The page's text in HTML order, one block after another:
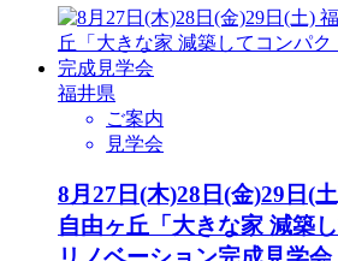
福井県
ご案内
見学会
8月27日(木)28日(金)29日(
自由ヶ丘「大きな家 減築